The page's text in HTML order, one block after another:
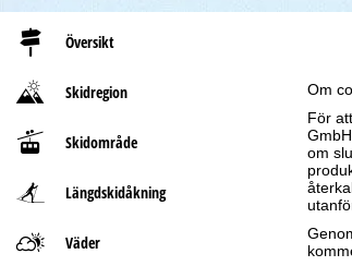
Om
För
om
Översikt
Skidregion
Skidområde
Längdskidåkning
Väder